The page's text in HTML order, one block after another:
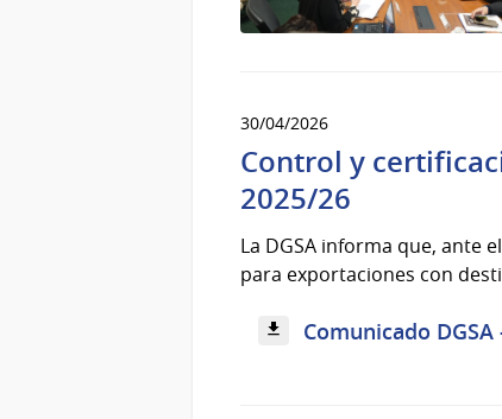
30/04/2026
Control y
2025/26
La DGSA informa que, ante
para exportaciones con
Comunicado DGSA